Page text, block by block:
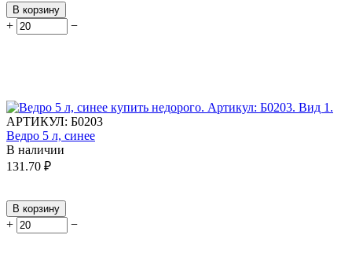
В корзину
+ −
АРТИКУЛ: Б0203
Ведро 5 л, синее
В наличии
131.70 ₽
В корзину
+ −